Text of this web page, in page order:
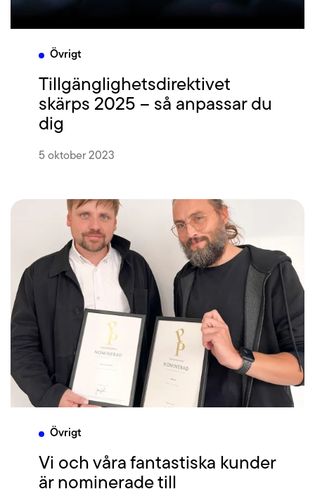
Övrigt
Tillgänglighetsdirektivet
skärps 2025 – så anpassar du
dig
5 oktober 2023
Övrigt
Vi och våra fantastiska kunder
är nominerade till